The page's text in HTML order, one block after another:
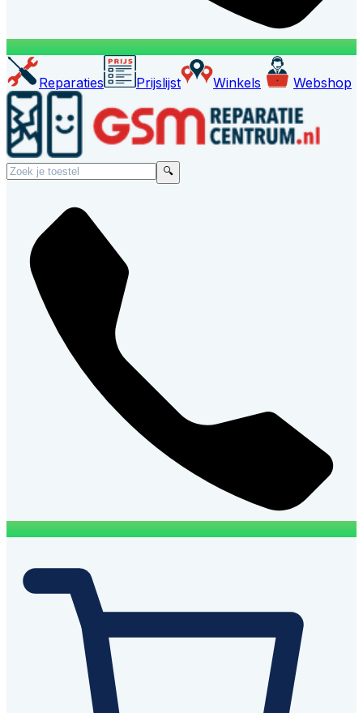
Reparaties Prijslijst Winkels Webshop
🔍